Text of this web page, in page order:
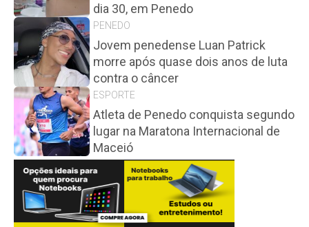
dia 30, em Penedo
PENEDO
Jovem penedense Luan Patrick
morre após quase dois anos de luta
contra o câncer
ESPORTE
Atleta de Penedo conquista segundo
lugar na Maratona Internacional de
Maceió